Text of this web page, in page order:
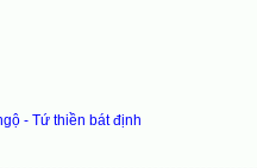
- Tứ thiền bát định